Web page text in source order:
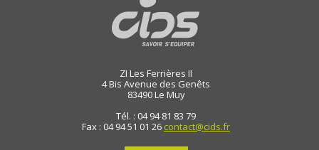
ZI Les Ferrières II
4 Bis Avenue des Genêts
83490Le Muy
Tél. : 04 94 81 83 79
Fax : 04 94 51 01 26 contact@cids.fr